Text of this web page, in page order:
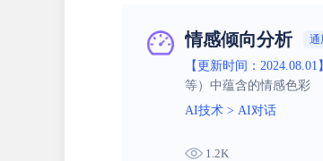
情感倾向分析 通
【更新时间：2024.08.01
等）中蕴含的情感色彩
AI技术 > AI对话
1.2K